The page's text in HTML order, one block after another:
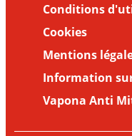
Conditions
Cookies
Mentions
Information
Vapona Anti